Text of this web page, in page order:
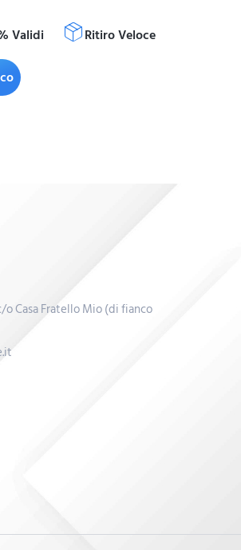
Validi Ritiro Veloce
o Casa Fratello Mio (di fianco